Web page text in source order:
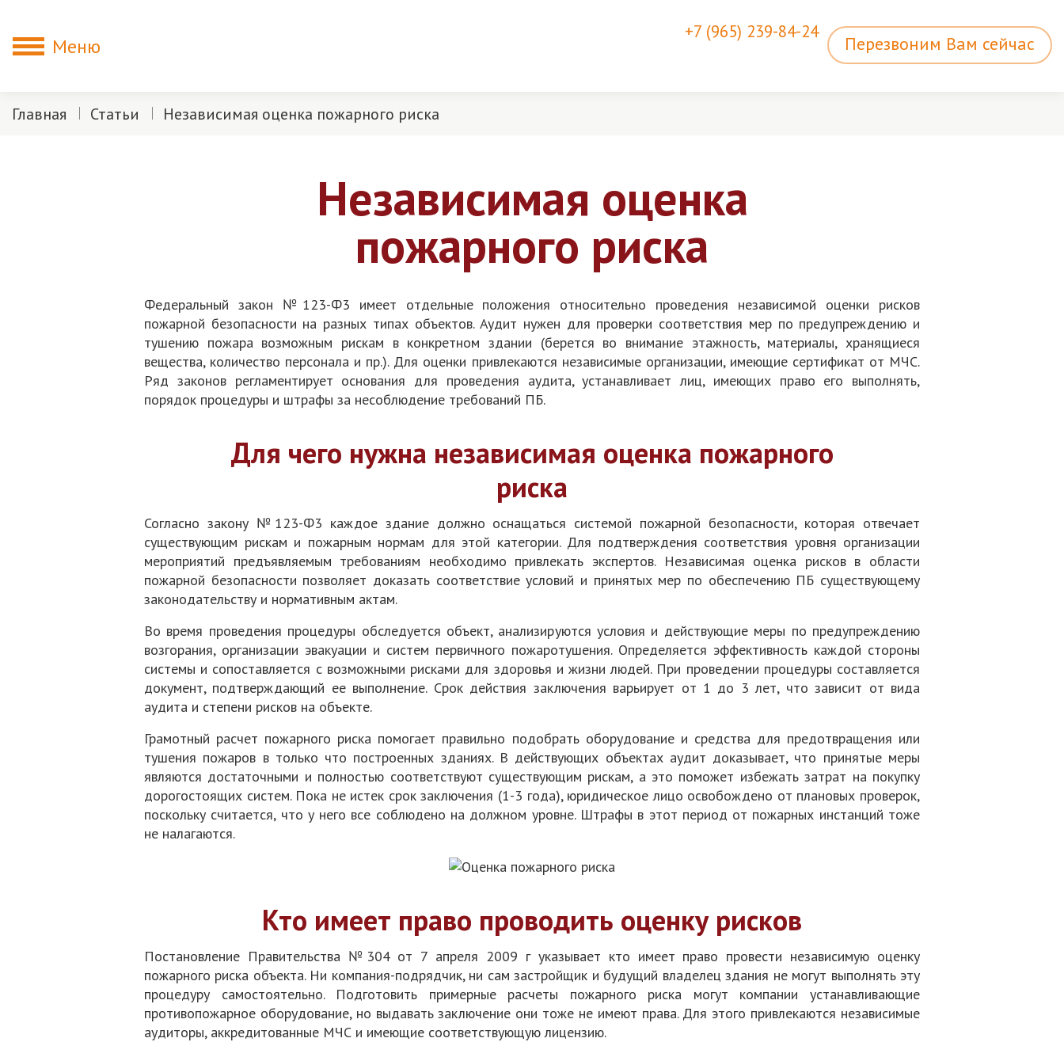
Меню
+7 (965) 239-84-24
Перезвоним Вам сейчас
Главная Статьи Независимая оценка пожарного риска
Независимая оценка
пожарного риска
Федеральный закон №123-Ф3 имеет отдельные положения относительно проведения независимой оценки рисков
пожарной безопасности на разных типах объектов. Аудит нужен для проверки соответствия мер по предупреждению и
тушению пожара возможным рискам в конкретном здании (берется во внимание этажность, материалы, хранящиеся
вещества, количество персонала и пр.). Для оценки привлекаются независимые организации, имеющие сертификат от МЧС.
Ряд законов регламентирует основания для проведения аудита, устанавливает лиц, имеющих право его выполнять,
порядок процедуры и штрафы за несоблюдение требований ПБ.
Для чего нужна независимая оценка пожарного
риска
Согласно закону №123-Ф3 каждое здание должно оснащаться системой пожарной безопасности, которая отвечает
существующим рискам и пожарным нормам для этой категории. Для подтверждения соответствия уровня организации
мероприятий предъявляемым требованиям необходимо привлекать экспертов. Независимая оценка рисков в области
пожарной безопасности позволяет доказать соответствие условий и принятых мер по обеспечению ПБ существующему
законодательству и нормативным актам.
Во время проведения процедуры обследуется объект, анализируются условия и действующие меры по предупреждению
возгорания, организации эвакуации и систем первичного пожаротушения. Определяется эффективность каждой стороны
системы и сопоставляется с возможными рисками для здоровья и жизни людей. При проведении процедуры составляется
документ, подтверждающий ее выполнение. Срок действия заключения варьирует от 1 до 3 лет, что зависит от вида
аудита и степени рисков на объекте.
Грамотный расчет пожарного риска помогает правильно подобрать оборудование и средства для предотвращения или
тушения пожаров в только что построенных зданиях. В действующих объектах аудит доказывает, что принятые меры
являются достаточными и полностью соответствуют существующим рискам, а это поможет избежать затрат на покупку
дорогостоящих систем. Пока не истек срок заключения (1-3 года), юридическое лицо освобождено от плановых проверок,
поскольку считается, что у него все соблюдено на должном уровне. Штрафы в этот период от пожарных инстанций тоже
не налагаются.
Кто имеет право проводить оценку рисков
Постановление Правительства №304 от 7 апреля 2009 г указывает кто имеет право провести независимую оценку
пожарного риска объекта. Ни компания-подрядчик, ни сам застройщик и будущий владелец здания не могут выполнять эту
процедуру самостоятельно. Подготовить примерные расчеты пожарного риска могут компании устанавливающие
противопожарное оборудование, но выдавать заключение они тоже не имеют права. Для этого привлекаются независимые
аудиторы, аккредитованные МЧС и имеющие соответствующую лицензию.